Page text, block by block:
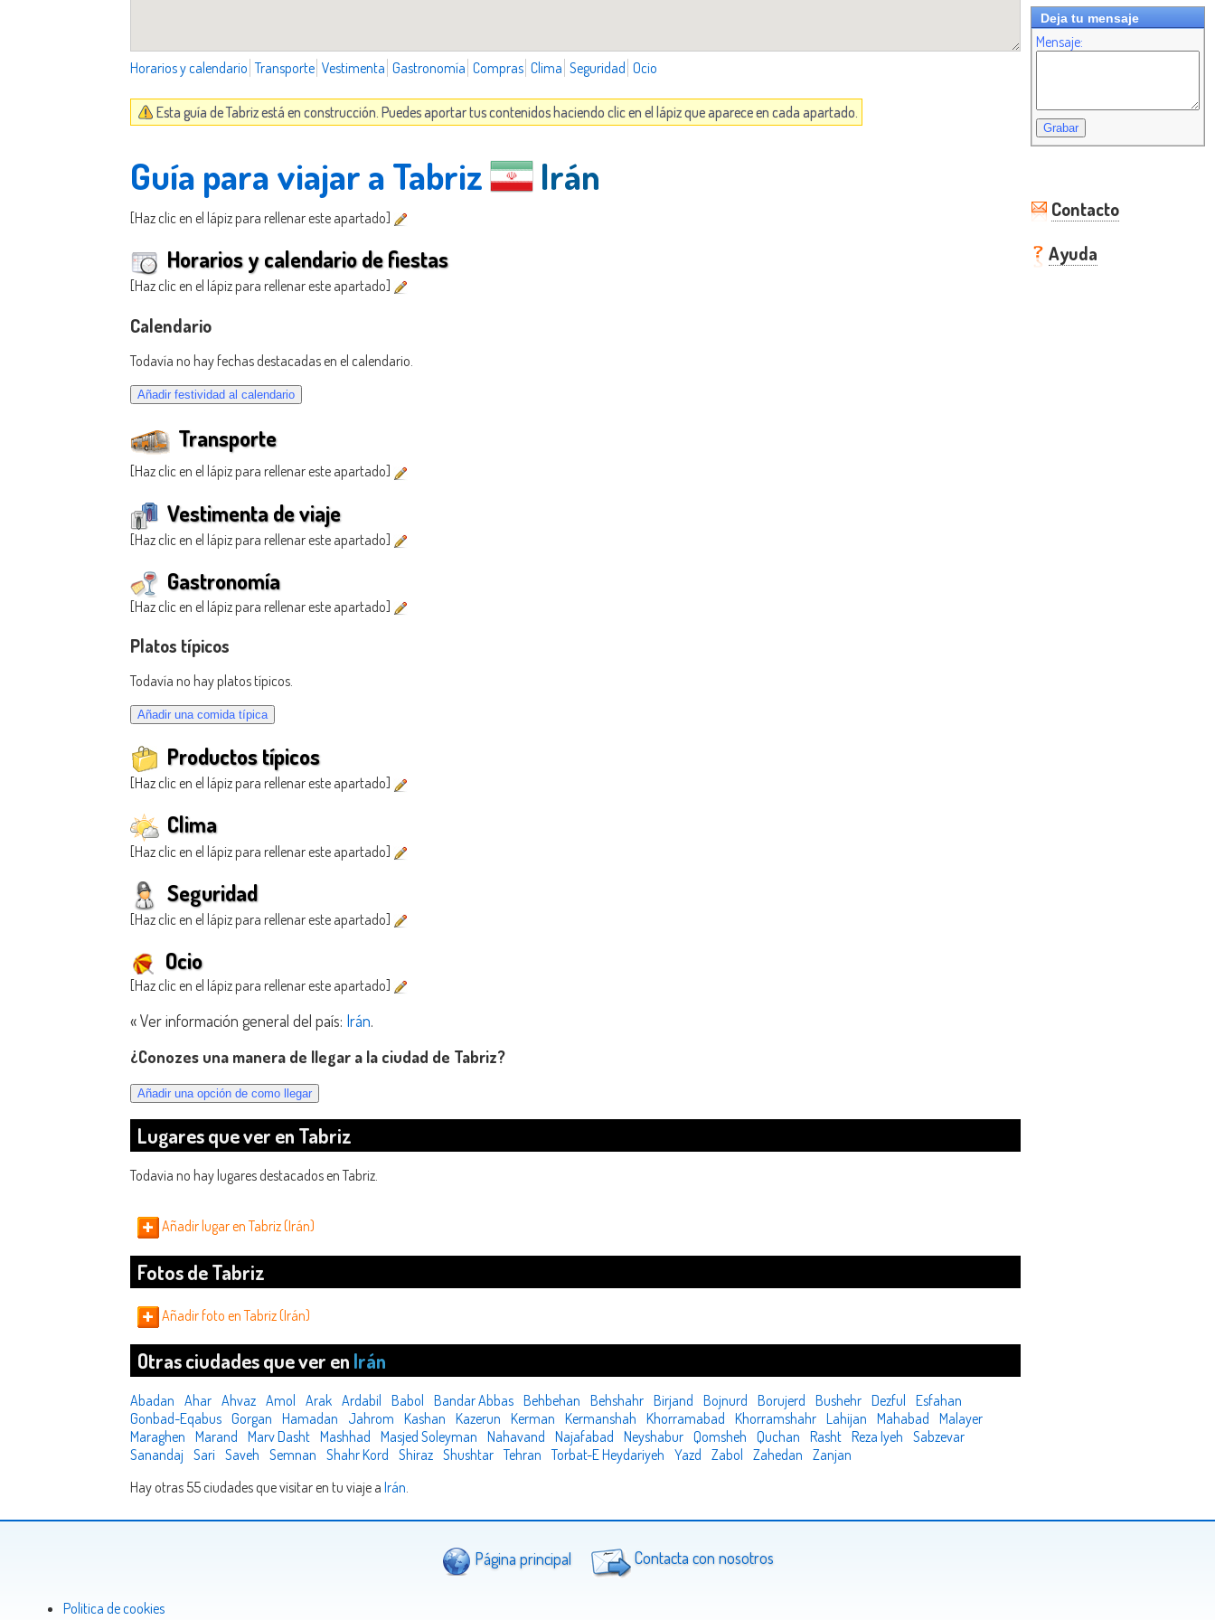
Horarios y calendario Transporte Vestimenta Gastronomía Compras Clima Seguridad Ocio
Esta guía de Tabriz está en construcción. Puedes aportar tus contenidos haciendo clic en el lápiz que aparece en cada apartado.
Guía para viajar a Tabriz Irán
[Haz clic en el lápiz para rellenar este apartado]
Horarios y calendario de fiestas
[Haz clic en el lápiz para rellenar este apartado]
Calendario
Todavía no hay fechas destacadas en el calendario.
Transporte
[Haz clic en el lápiz para rellenar este apartado]
Vestimenta de viaje
[Haz clic en el lápiz para rellenar este apartado]
Gastronomía
[Haz clic en el lápiz para rellenar este apartado]
Platos típicos
Todavía no hay platos típicos.
Productos típicos
[Haz clic en el lápiz para rellenar este apartado]
Clima
[Haz clic en el lápiz para rellenar este apartado]
Seguridad
[Haz clic en el lápiz para rellenar este apartado]
Ocio
[Haz clic en el lápiz para rellenar este apartado]
« Ver información general del país: Irán.
¿Conozes una manera de llegar a la ciudad de Tabriz?
Lugares que ver en Tabriz
Todavia no hay lugares destacados en Tabriz.
Añadir lugar en Tabriz (Irán)
Fotos de Tabriz
Añadir foto en Tabriz (Irán)
Otras ciudades que ver en Irán
Abadan Ahar Ahvaz Amol Arak Ardabil Babol Bandar Abbas Behbehan Behshahr Birjand Bojnurd Borujerd Bushehr Dezful Esfahan
Gonbad-Eqabus Gorgan Hamadan Jahrom Kashan Kazerun Kerman Kermanshah Khorramabad Khorramshahr Lahijan Mahabad Malayer
Maraghen Marand Marv Dasht Mashhad Masjed Soleyman Nahavand Najafabad Neyshabur Qomsheh Quchan Rasht Reza Iyeh Sabzevar
Sanandaj Sari Saveh Semnan Shahr Kord Shiraz Shushtar Tehran Torbat-E Heydariyeh Yazd Zabol Zahedan Zanjan
Hay otras 55 ciudades que visitar en tu viaje a Irán.
Deja tu mensaje
Mensaje:
Contacto
Ayuda
Página principal Contacta con nosotros
Politica de cookies